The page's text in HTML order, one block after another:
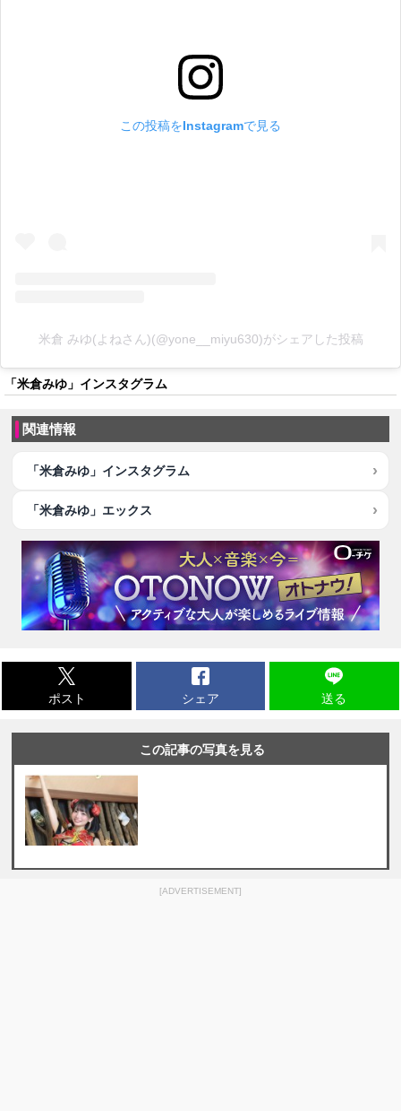
この投稿をInstagramで見る
米倉 みゆ(よねさん)(@yone__miyu630)がシェアした投稿
「米倉みゆ」インスタグラム
関連情報
「米倉みゆ」インスタグラム
「米倉みゆ」エックス
ポスト シェア 送る
この記事の写真を見る
[ADVERTISEMENT]